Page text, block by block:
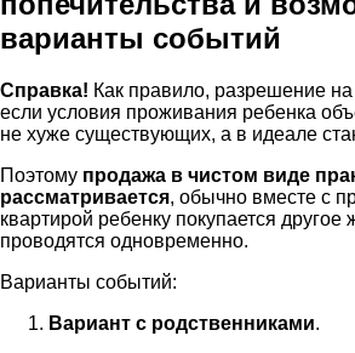
варианты событий
Справка! Как правило, разрешение
если условия проживания ребенка
не хуже существующих, а в идеале
Поэтому продажа в чистом виде
рассматривается, обычно вместе с
квартирой ребенку покупается другое
проводятся одновременно.
Варианты событий:
Вариант с родственниками.